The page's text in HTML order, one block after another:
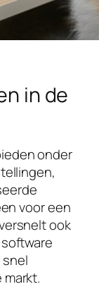
in de
onder
voor een
ook